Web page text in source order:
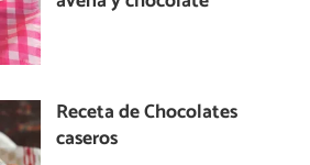
Receta de Chocolates
caseros